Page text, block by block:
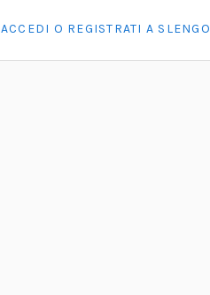
ACCEDI O REGISTRATI A SLENGO